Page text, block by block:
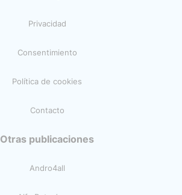
Privacidad
Consentimiento
Política de cookies
Contacto
Otras publicaciones
Andro4all